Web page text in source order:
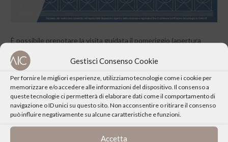
Gestisci Consenso Cookie
Per fornire le migliori esperienze, utilizziamo tecnologie come i cookie per
memorizzare e/o accedere alle informazioni del dispositivo. Il consenso a
queste tecnologie ci permetterà di elaborare dati come il comportamento di
navigazione o ID unici su questo sito. Non acconsentire o ritirare il consenso
può influire negativamente su alcune caratteristiche e funzioni.
Accetta
È possibile prenotare la visita guidata il pomeriggio (apertura
pomeridiana dalle 15 alle 19) scrivendo al numero +39
3500135984 e specificando il numero di persone interessate.